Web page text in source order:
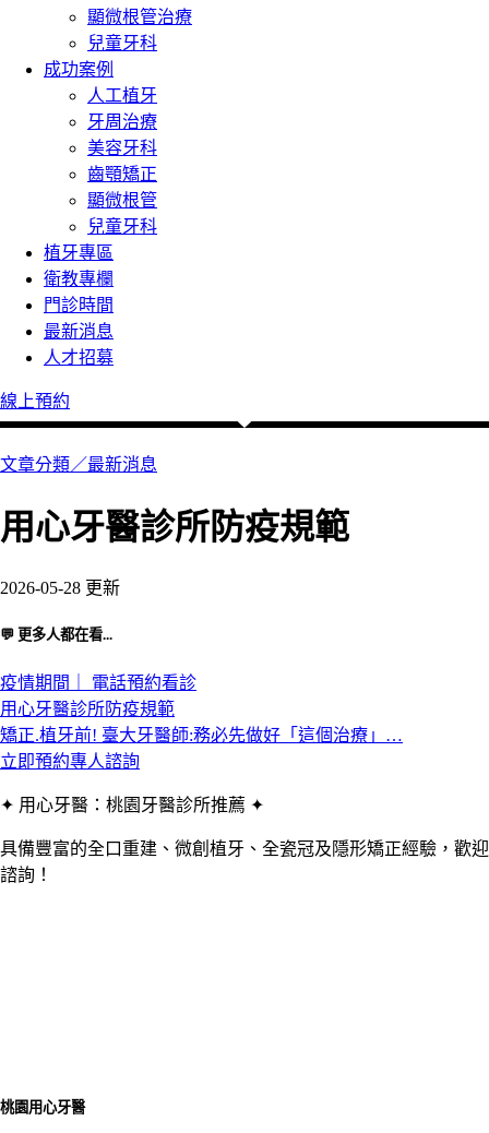
顯微根管治療
兒童牙科
成功案例
人工植牙
牙周治療
美容牙科
齒顎矯正
顯微根管
兒童牙科
植牙專區
衛教專欄
門診時間
最新消息
人才招募
線上預約
文章分類／最新消息
用心牙醫診所防疫規範
2026-05-28 更新
💬 更多人都在看...
疫情期間｜ 電話預約看診
用心牙醫診所防疫規範
矯正.植牙前! 臺大牙醫師:務必先做好「這個治療」…
立即預約專人諮詢
✦ 用心牙醫：桃園牙醫診所推薦 ✦
具備豐富的全口重建、微創植牙、全瓷冠及隱形矯正經驗，歡迎
諮詢！
桃園用心牙醫